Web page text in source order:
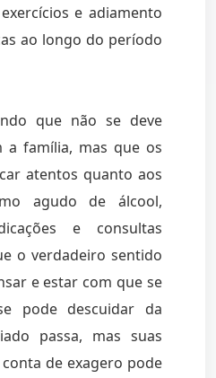
e adiamento
ao longo do período
que não se deve
a família, mas que os
atentos quanto aos
agudo de álcool,
e consultas
o verdadeiro sentido
e estar com que se
pode descuidar da
passa, mas suas
de exagero pode